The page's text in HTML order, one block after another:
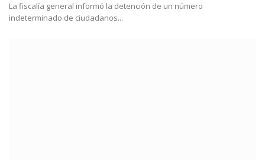
La fiscalía general informó la detención de un número
indeterminado de ciudadanos...